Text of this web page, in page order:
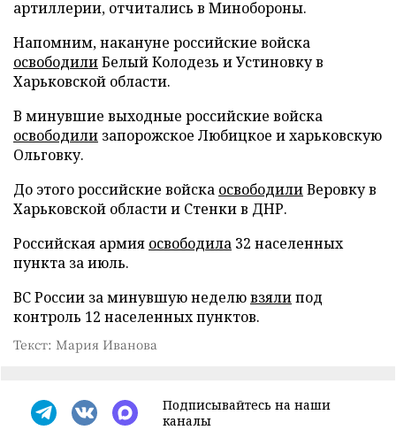
артиллерии, отчитались в Минобороны.
Напомним, накануне российские войска
освободилиБелый Колодезь и Устиновку в
Харьковской области.
В минувшие выходные российские войска
освободили запорожское Любицкое и харьковскую
Ольговку.
До этого российские войска освободилиВеровку в
Харьковской области и Стенки в ДНР.
Российская армия освободила 32 населенных
пункта за июль.
ВС России за минувшую неделювзялипод
контроль 12 населенных пунктов.
Текст: Мария Иванова
Подписывайтесь на наши
каналы